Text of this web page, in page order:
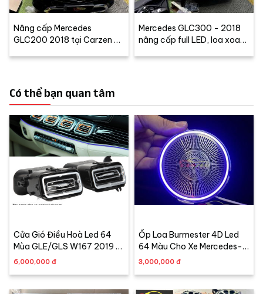
Nâng cấp Mercedes
GLC200 2018 tại Carzen –
Mercedes GLC300 - 2018
nâng cấp full LED, loa xoay
Có thể bạn quan tâm
Cửa Gió Điều Hoà Led 64
Mùa GLE/GLS W167 2019 -
2023
6,000,000 đ
Ốp Loa Burmester 4D Led
64 Màu Cho Xe Mercedes-
Benz C-Class, GLC-Class,
3,000,000 đ